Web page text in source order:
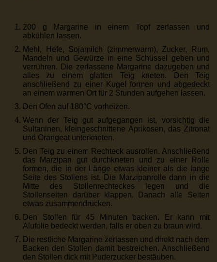
200 g Margarine in einem Topf zerlassen und
abkühlen lassen.
Mehl, Hefe, Sojamilch (zimmerwarm), Zucker, Rum,
Mandeln und Gewürze in eine Schüssel geben und
verrühren. Die zerlassene Margarine dazugeben und
alles zu einem glatten Teig kneten. Den Teig
anschließend zu einer Kugel formen und abgedeckt
an einem warmen Ort für 2 Stunden aufgehen lassen.
Den Ofen auf 180°C vorheizen.
Wenn der Teig gut aufgegangen ist, vorsichtig die
Sultaninen, kleingeschnittene Aprikosen, das Zitronat
und Orangeat unterkneten.
Den Teig zu einem Rechteck ausrollen. Anschließend
das Marzipan gut durchkneten und zu einer Rolle
formen, die in der Länge etwas kleiner als die lange
Seite des Stollens ist. Die Marzipanrolle dann in die
Mitte des Stollenrechteckes legen und die
Stollenseiten darüber klappen. Danach alle Seiten
etwas zusammendrücken.
Den Stollen für 45 Minuten backen. Er kann mit
Alufolie bedeckt werden, falls er oben zu braun wird.
Die restliche Margarine zerlassen und direkt nach dem
Backen den Stollen damit bestreichen. Anschließend
den Stollen dick mit Puderzucker bestäuben.